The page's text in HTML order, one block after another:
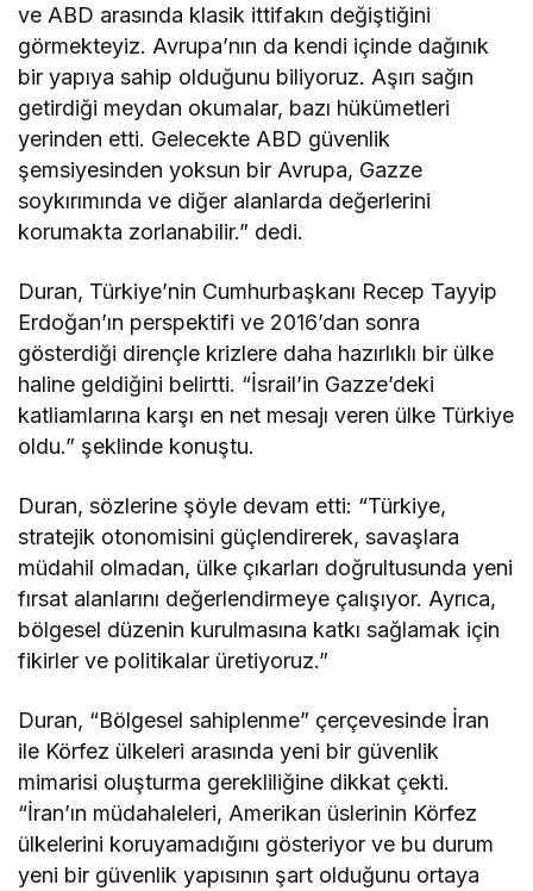
ve ABD arasında klasik ittifakın değiştiğini
görmekteyiz. Avrupa’nın da kendi içinde dağınık
bir yapıya sahip olduğunu biliyoruz. Aşırı sağın
getirdiği meydan okumalar, bazı hükümetleri
yerinden etti. Gelecekte ABD güvenlik
şemsiyesinden yoksun bir Avrupa, Gazze
soykırımında ve diğer alanlarda değerlerini
korumakta zorlanabilir.” dedi.
Duran, Türkiye’nin Cumhurbaşkanı Recep Tayyip
Erdoğan’ın perspektifi ve 2016’dan sonra
gösterdiği dirençle krizlere daha hazırlıklı bir ülke
haline geldiğini belirtti. “İsrail’in Gazze’deki
katliamlarına karşı en net mesajı veren ülke Türkiye
oldu.” şeklinde konuştu.
Duran, sözlerine şöyle devam etti: “Türkiye,
stratejik otonomisini güçlendirerek, savaşlara
müdahil olmadan, ülke çıkarları doğrultusunda yeni
fırsat alanlarını değerlendirmeye çalışıyor. Ayrıca,
bölgesel düzenin kurulmasına katkı sağlamak için
fikirler ve politikalar üretiyoruz.”
Duran, “Bölgesel sahiplenme” çerçevesinde İran
ile Körfez ülkeleri arasında yeni bir güvenlik
mimarisi oluşturma gerekliliğine dikkat çekti.
“İran’ın müdahaleleri, Amerikan üslerinin Körfez
ülkelerini koruyamadığını gösteriyor ve bu durum
yeni bir güvenlik yapısının şart olduğunu ortaya